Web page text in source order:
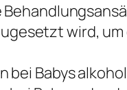
wird,
bei Babys